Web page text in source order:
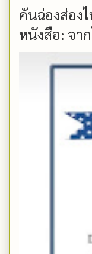
คันฉ่องส่อง
หนังสือ: จาก